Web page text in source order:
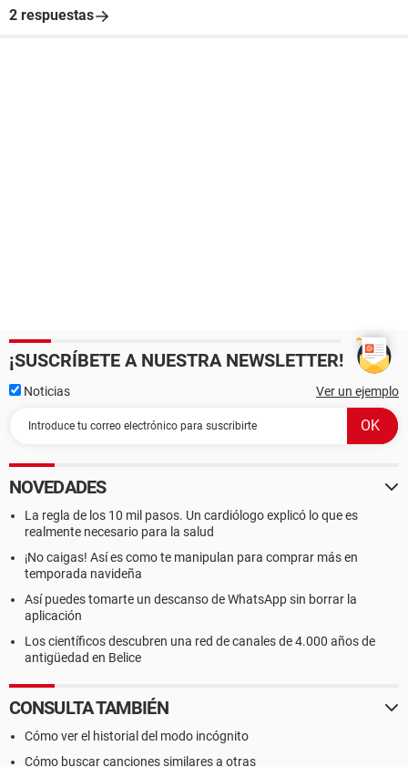
2 respuestas
¡SUSCRÍBETE A NUESTRA NEWSLETTER!
Noticias Ver un ejemplo
NOVEDADES
La regla de los 10 mil pasos. Un cardiólogo explicó lo que es
realmente necesario para la salud
¡No caigas! Así es como te manipulan para comprar más en
temporada navideña
Así puedes tomarte un descanso de WhatsApp sin borrar la
aplicación
Los científicos descubren una red de canales de 4.000 años de
antigüedad en Belice
CONSULTA TAMBIÉN
Cómo ver el historial del modo incógnito
Cómo buscar canciones similares a otras